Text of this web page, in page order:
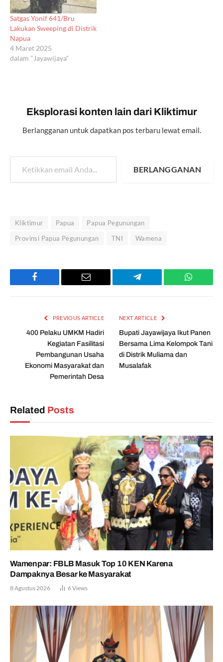
Satgas Yonif 641/Bru
Lakukan Sweeping di Distrik
Napua
4 Maret 2025
dalam "Jayawijaya"
Eksplorasi konten lain dari Kliktimur
Berlangganan untuk dapatkan pos terbaru lewat email.
Ketikkan email Anda...
BERLANGGANAN
Kliktimur Papua
Papua Pegunungan
Provinsi Papua Pegunungan
TNI Wamena
Facebook Email Telegram
PREVIOUS ARTICLE
400 Pelaku UMKM Hadiri
Kegiatan Fasilitasi
Pembangunan Usaha
Ekonomi Masyarakat dan
Pemerintah Desa
NEXT ARTICLE
Bupati Jayawijaya Ikut Panen
Bersama Lima Kelompok Tani
di Distrik Muliama dan
Musalafak
Related Posts
Wamenpar: FBLB Masuk Top 10 KEN Karena
Dampaknya Besar ke Masyarakat
8 Agustus 2026 6Views